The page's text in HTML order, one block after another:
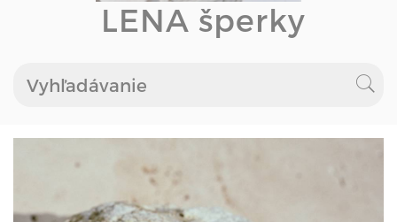
LENA šperky